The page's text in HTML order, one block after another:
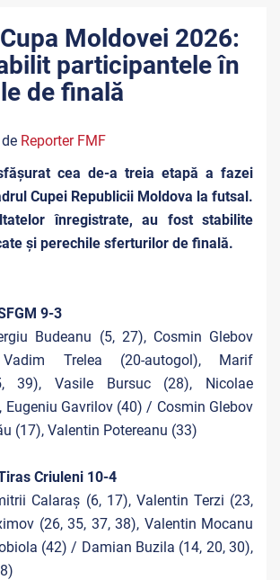
Moldovei 2026:
participantele în
de finală
de Reporter FMF
cea de-a treia etapă a fazei
Cupei Republicii Moldova la futsal.
înregistrate, au fost stabilite
și perechile sferturilor de finală.
9-3
Budeanu (5, 27), Cosmin Glebov
Vadim Trelea (20-autogol), Marif
39), Vasile Bursuc (28), Nicolae
Eugeniu Gavrilov (40) / Cosmin Glebov
(17), Valentin Potereanu (33)
Criuleni 10-4
Calaraș (6, 17), Valentin Terzi (23,
(26, 35, 37, 38), Valentin Mocanu
(42) / Damian Buzila (14, 20, 30),